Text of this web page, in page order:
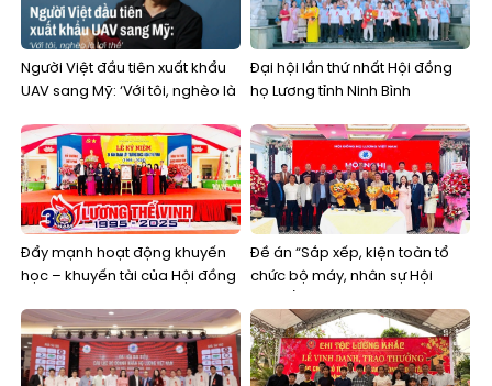
Người Việt đầu tiên xuất khẩu
UAV sang Mỹ: ‘Với tôi, nghèo là
Đại hội lần thứ nhất Hội đồng
họ Lương tỉnh Ninh Bình
Đẩy mạnh hoạt động khuyến
học – khuyến tài của Hội đồng
Đề án “Sắp xếp, kiện toàn tổ
chức bộ máy, nhân sự Hội
cấp tỉnh”